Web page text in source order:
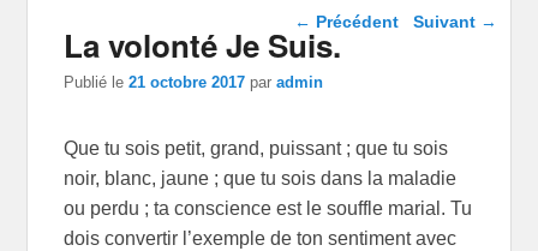
Navigation dans les
← Précédent Suivant →
La volonté Je Suis.
Publié le21 octobre 2017 paradmin
Que tu sois petit, grand, puissant ; que tu sois
noir, blanc, jaune ; que tu sois dans la maladie
ou perdu ; ta conscience est le souffle marial. Tu
dois convertir l’exemple de ton sentiment avec